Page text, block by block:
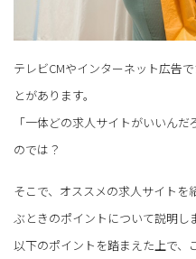
テレビCMやインターネット広告
とがあります。
「一体どの求人サイトがいいん
のでは？
そこで、オススメの求人サイト
ぶときのポイントについて説明し
以下のポイントを踏まえた上で、